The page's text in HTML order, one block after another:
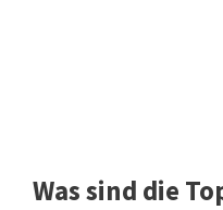
Was sind die